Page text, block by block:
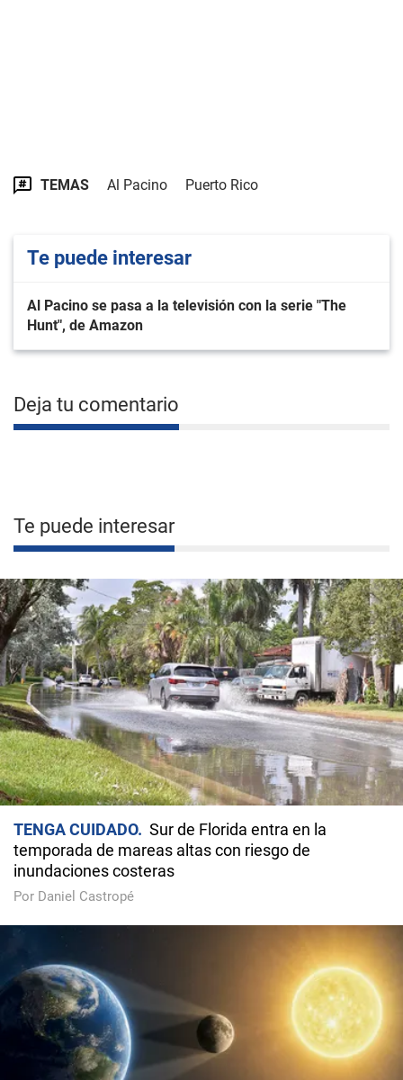
TEMAS Al Pacino Puerto Rico
Te puede interesar
Al Pacino se pasa a la televisión con la serie "The
Hunt", de Amazon
Deja tu comentario
Te puede interesar
TENGA CUIDADO
Sur de Florida entra en la
temporada de mareas altas con riesgo de
inundaciones costeras
Por Daniel Castropé